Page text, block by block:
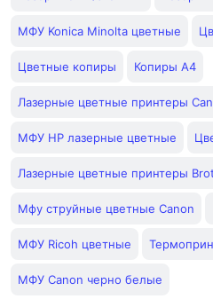
МФУ Konica Minolta цветные
Цветные копиры Копиры А4
Лазерные цветные принтеры
МФУ HP лазерные цветные
Лазерные цветные принтеры
Мфу струйные цветные Canon
МФУ Ricoh цветные
МФУ Canon черно белые